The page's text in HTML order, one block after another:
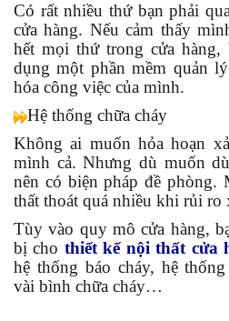
Có rất nhiều thứ bạn phải
cửa hàng. Nếu cảm thấy
hết mọi thứ trong cửa hàng,
dụng một phần mềm quản
hóa công việc của mình.
Hệ thống chữa cháy
Không ai muốn hỏa hoạn
mình cả. Nhưng dù muốn
nên có biện pháp đề phòng.
thất thoát quá nhiều khi rủi ro
Tùy vào quy mô cửa hàng,
bị cho thiết kế nội thất cửa
hệ thống báo cháy, hệ
vài bình chữa cháy…